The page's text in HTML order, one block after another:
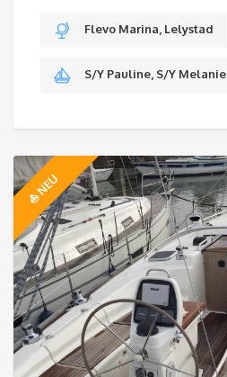
Flevo Marina, Lelystad
S/Y Pauline, S/Y Melanie
⛵️ NEU